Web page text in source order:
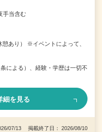
手当含む
あり） ※イベントによって、
による）、経験・学歴は一切不
細を見る
07/13 掲載終了日： 2026/08/10